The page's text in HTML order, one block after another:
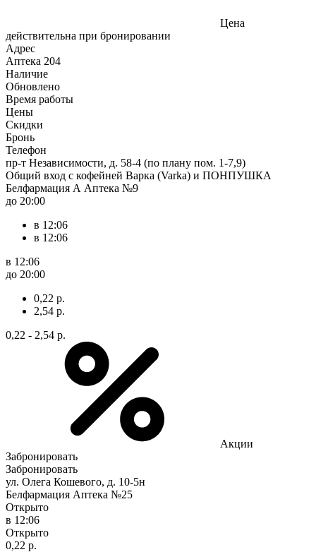
Цена
действительна при бронировании
Адрес
Аптека 204
Наличие
Обновлено
Время работы
Цены
Скидки
Бронь
Телефон
пр-т Независимости, д. 58-4 (по плану пом. 1-7,9)
Общий вход с кофейней Варка (Varka) и ПОНПУШКА
Белфармация А Аптека №9
до 20:00
в 12:06
в 12:06
в 12:06
до 20:00
0,22 р.
2,54 р.
0,22 - 2,54 р.
Акции
Забронировать
Забронировать
ул. Олега Кошевого, д. 10-5н
Белфармация Аптека №25
Открыто
в 12:06
Открыто
0,22 р.